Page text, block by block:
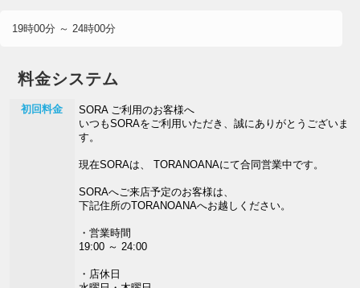
19時00分 ～ 24時00分
料金システム
初回料金
SORA ご利用のお客様へ
いつもSORAをご利用いただき、誠にありがとうございま
す。
現在SORAは、 TORANOANAにて合同営業中です。
SORAへご来店予定のお客様は、
下記住所のTORANOANAへお越しください。
・営業時間
19:00 ～ 24:00
・店休日